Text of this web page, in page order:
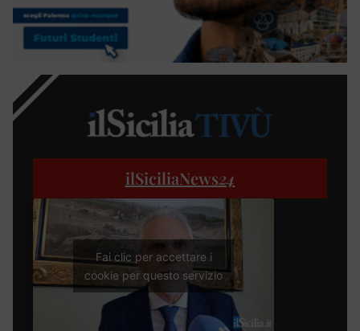
ilSiciliaNews24
Fai clic per accettare i
cookie per questo servizio